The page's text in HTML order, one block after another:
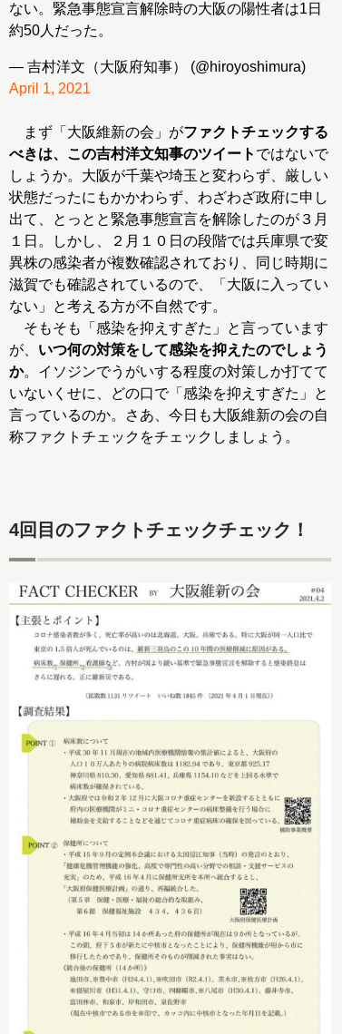
ない。緊急事態宣言解除時の大阪の陽性者は1日
約50人だった。
— 吉村洋文（大阪府知事） (@hiroyoshimura)
April 1, 2021
まず「大阪維新の会」がファクトチェックする
べきは、この吉村洋文知事のツイート ではないで
しょうか。大阪が千葉や埼玉と変わらず、厳しい
状態だったにもかかわらず、わざわざ政府に申し
出て、とっとと緊急事態宣言を解除したのが３月
１日。しかし、２月１０日の段階では兵庫県で変
異株の感染者が複数確認されており、同じ時期に
滋賀でも確認されているので、「大阪に入ってい
ない」と考える方が不自然です。
そもそも「感染を抑えすぎた」と言っています
が、 いつ何の対策をして感染を抑えたのでしょう
か。イソジンでうがいする程度の対策しか打てて
いないくせに、どの口で「感染を抑えすぎた」と
言っているのか。さあ、今日も大阪維新の会の自
称ファクトチェックをチェックしましょう。
4回目のファクトチェックチェック！